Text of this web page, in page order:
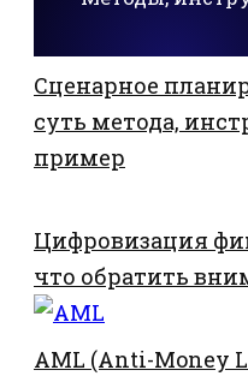
Сценарное
суть метода,
пример
Цифровизация
что обратить
AML (Anti-Money